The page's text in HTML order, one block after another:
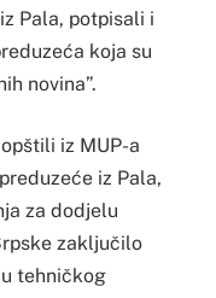
Pala, potpisali i
koja su
novina”.
iz MUP-a
iz Pala,
za dodjelu
zaključilo
tehničkog